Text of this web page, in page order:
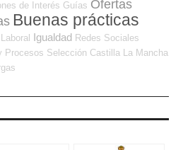
de Interés Guías Ofertas
Buenas prácticas
Igualdad Redes Sociales
Procesos Selección Castilla La Mancha